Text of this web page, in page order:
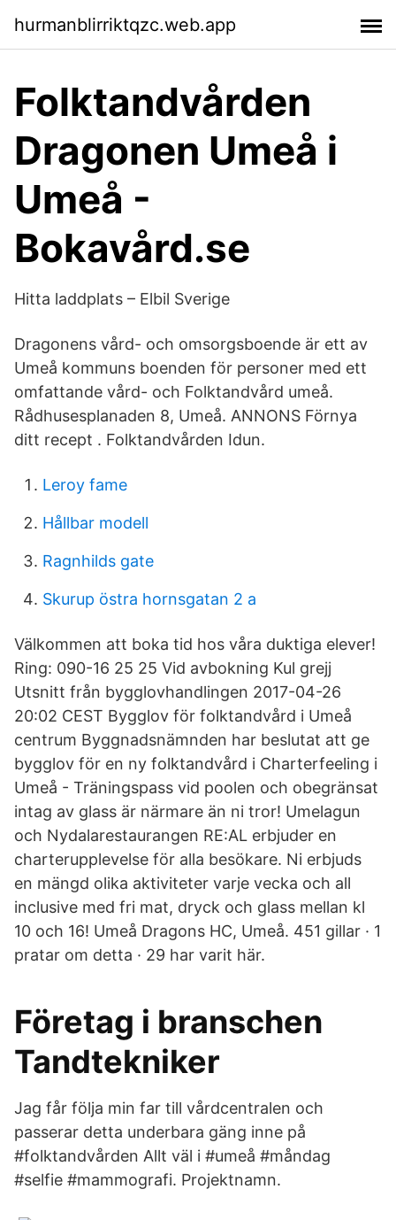
hurmanblirriktqzc.web.app
Folktandvården
Dragonen Umeå i
Umeå -
Bokavård.se
Hitta laddplats – Elbil Sverige
Dragonens vård- och omsorgsboende är ett av
Umeå kommuns boenden för personer med ett
omfattande vård- och Folktandvård umeå.
Rådhusesplanaden 8, Umeå. ANNONS Förnya
ditt recept . Folktandvården Idun.
Leroy fame
Hållbar modell
Ragnhilds gate
Skurup östra hornsgatan 2 a
Välkommen att boka tid hos våra duktiga elever!
Ring: 090-16 25 25 Vid avbokning Kul grejj
Utsnitt från bygglovhandlingen 2017-04-26
20:02 CEST Bygglov för folktandvård i Umeå
centrum Byggnadsnämnden har beslutat att ge
bygglov för en ny folktandvård i Charterfeeling i
Umeå - Träningspass vid poolen och obegränsat
intag av glass är närmare än ni tror! Umelagun
och Nydalarestaurangen RE:AL erbjuder en
charterupplevelse för alla besökare. Ni erbjuds
en mängd olika aktiviteter varje vecka och all
inclusive med fri mat, dryck och glass mellan kl
10 och 16! Umeå Dragons HC, Umeå. 451 gillar · 1
pratar om detta · 29 har varit här.
Företag i branschen
Tandtekniker
Jag får följa min far till vårdcentralen och
passerar detta underbara gäng inne på
#folktandvården Allt väl i #umeå #måndag
#selfie #mammografi. Projektnamn.